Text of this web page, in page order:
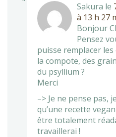
Sakura le
à 13 h 27
Bonjour
Pensez
puisse remplacer
la compote, des
du psyllium ?
Merci
–> Je ne pense pas,
qu’une recette
être totalement
travaillerai !